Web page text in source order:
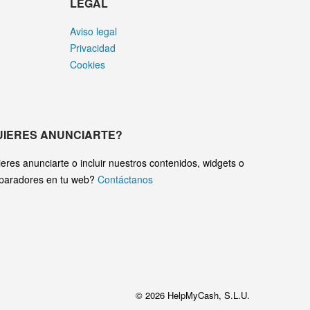
Aviso legal
Privacidad
Cookies
ANUNCIARTE?
anunciarte o incluir nuestros contenidos, widgets o
en tu web? Contáctanos
© 2026 HelpMyCash, S.L.U.